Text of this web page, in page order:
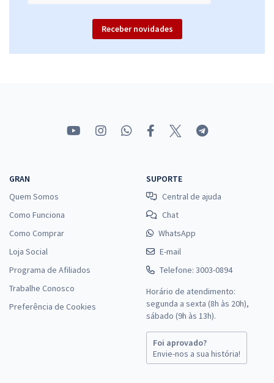
Receber novidades
GRAN
Quem Somos
Como Funciona
Como Comprar
Loja Social
Programa de Afiliados
Trabalhe Conosco
Preferência de Cookies
SUPORTE
Central de ajuda
Chat
WhatsApp
E-mail
Telefone: 3003-0894
Horário de atendimento:
segunda a sexta (8h às 20h),
sábado (9h às 13h).
Foi aprovado?
Envie-nos a sua história!